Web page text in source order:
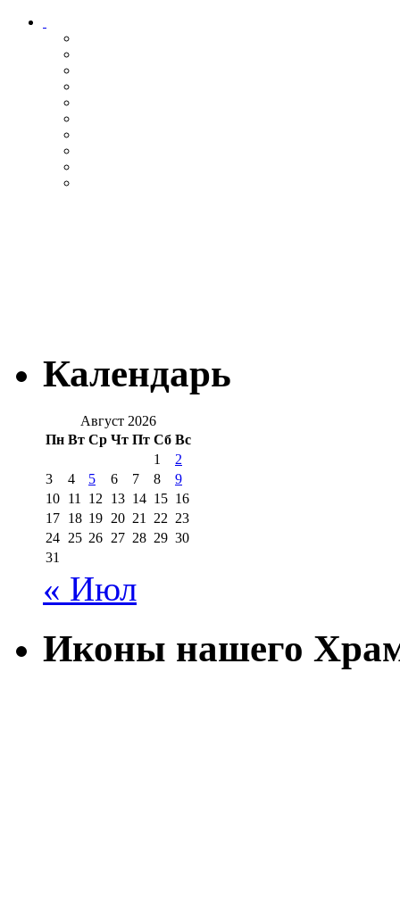
Календарь
Август 2026
Пн Вт Ср Чт Пт Сб Вс
1
2
3
4 5 6 7 8
9
10 11 12 13 14 15 16
17 18 19 20 21 22 23
24 25 26 27 28 29 30
31
« Июл
Иконы нашего